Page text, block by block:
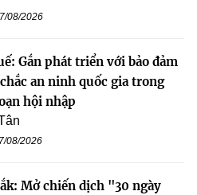
08/2026
Gắn phát triển với bảo đảm
an ninh quốc gia trong
hội nhập
08/2026
Mở chiến dịch "30 ngày